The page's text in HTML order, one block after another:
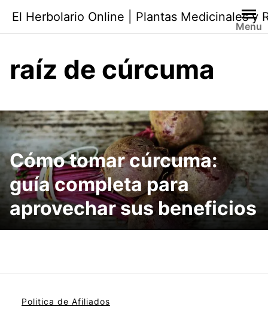
contenido
El Herbolario Online | Plantas Medicinales y
Menu
raíz de cúrcuma
Cómo tomar cúrcuma:
guía completa para
aprovechar sus beneficios
Politica de Afiliados